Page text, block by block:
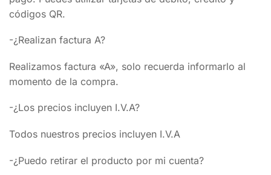
códigos QR.
-¿Realizan factura A?
Realizamos factura «A», solo recuerda informarlo al
momento de la compra.
-¿Los precios incluyen I.V.A?
Todos nuestros precios incluyen I.V.A
-¿Puedo retirar el producto por mi cuenta?